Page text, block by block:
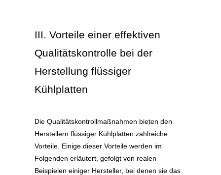
III. Vorteile einer effektiven
Qualitätskontrolle bei der
Herstellung flüssiger
Kühlplatten
Die Qualitätskontrollmaßnahmen bieten den
Herstellern flüssiger Kühlplatten zahlreiche
Vorteile. Einige dieser Vorteile werden im
Folgenden erläutert, gefolgt von realen
Beispielen einiger Hersteller, bei denen sie das